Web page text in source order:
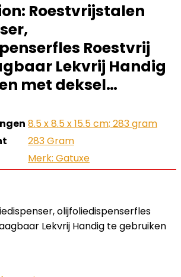
Roestvrijstalen
Roestvrij
Lekvrij Handig
met deksel…
‎8.5 x 8.5 x 15.5 cm; 283 gram
‎283 Gram
Merk: Gatuxe
olijfoliedispenserfles
Lekvrij Handig te gebruiken